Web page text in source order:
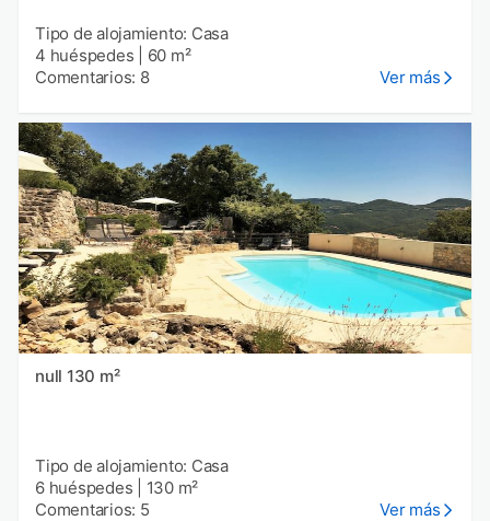
Tipo de alojamiento: Casa
4 huéspedes
60 m²
Comentarios: 8
Ver más
null 130 m²
Tipo de alojamiento: Casa
6 huéspedes
130 m²
Comentarios: 5
Ver más